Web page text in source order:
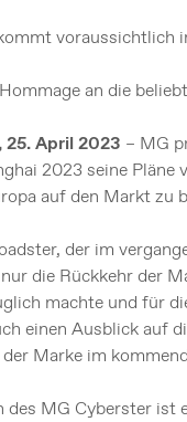
voraussichtlich
an die
25. April 2023 – MG
2023 seine
auf den Markt zu
der im
die Rückkehr der
machte und für
einen Ausblick auf
Marke im
des MG Cyberster ist